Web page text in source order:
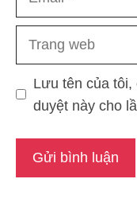
Lưu tên của tôi,
duyệt này cho